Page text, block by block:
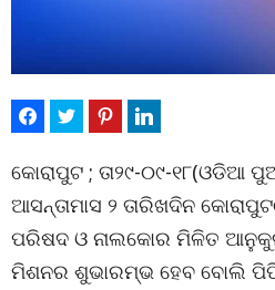
କୋରାପୁଟ ; ତା୨୯-୦୯-୧୮(ଓଡିଆ
ଆସନ୍ତାମାସ ୨ ତାରିଖଦିନ
ପରିଷଦ ଓ ନାଲକୋର ମିଳିତ
ମିଶନର ଶୁଭାରମ୍ଭ ହେବ ବୋଲି